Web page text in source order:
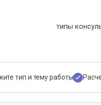
типы
тип и тему работы